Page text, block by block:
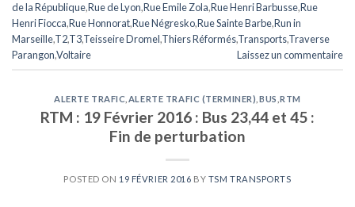
de la République,Rue de Lyon,Rue Emile Zola,Rue Henri Barbusse,Rue
Henri Fiocca,Rue Honnorat,Rue Négresko,Rue Sainte Barbe,Run in
Marseille,T2,T3,Teisseire Dromel,Thiers Réformés,Transports,Traverse
Parangon,Voltaire Laissez un commentaire
ALERTE TRAFIC ALERTE TRAFIC (TERMINER) BUS ,RTM
RTM : 19 Février 2016 : Bus 23,44 et 45 :
Fin de perturbation
POSTED ON 19 FÉVRIER 2016 BY TSM TRANSPORTS